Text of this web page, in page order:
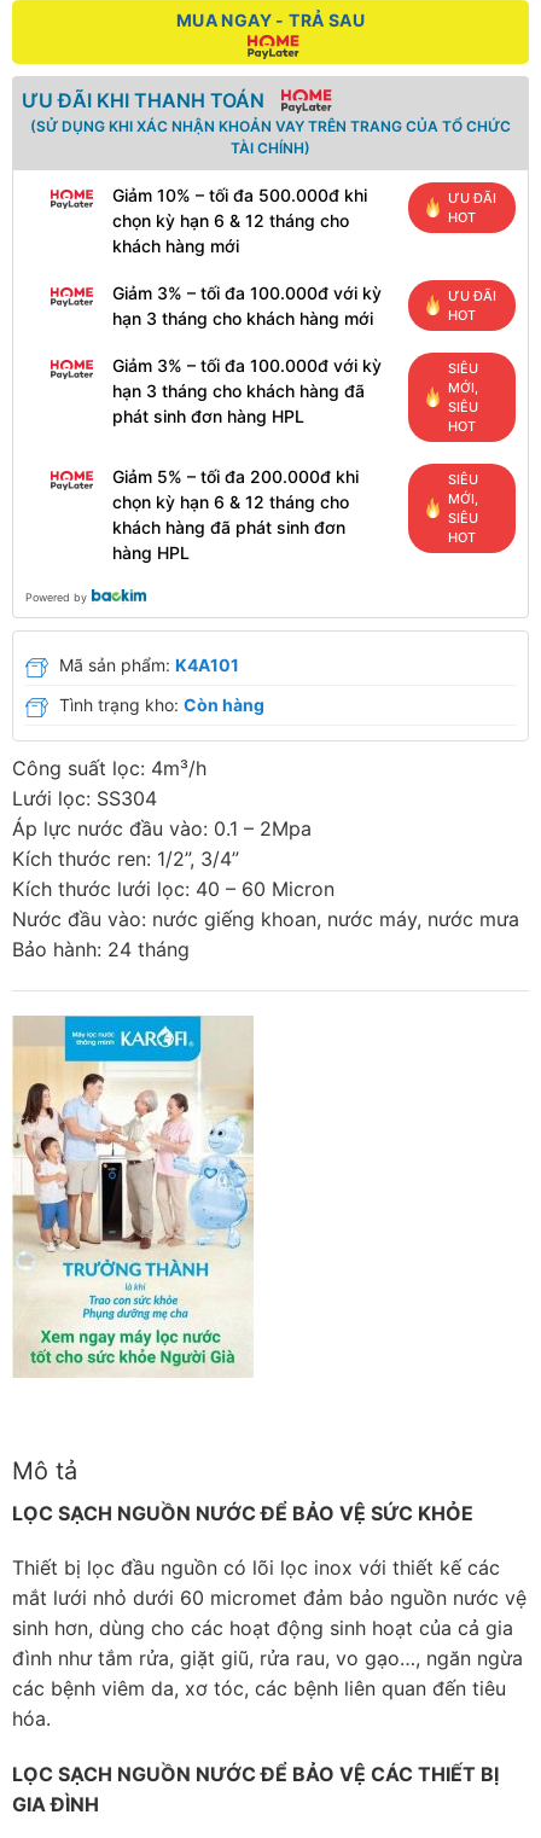
MUA NGAY - TRẢ SAU
ƯU ĐÃI KHI THANH TOÁN
(SỬ DỤNG KHI XÁC NHẬN KHOẢN VAY TRÊN TRANG CỦA TỔ CHỨC
TÀI CHÍNH)
Giảm 10% – tối đa 500.000đ khi
chọn kỳ hạn 6 & 12 tháng cho
khách hàng mới
ƯU ĐÃI
HOT
Giảm 3% – tối đa 100.000đ với kỳ
hạn 3 tháng cho khách hàng mới
ƯU ĐÃI
HOT
Giảm 3% – tối đa 100.000đ với kỳ
hạn 3 tháng cho khách hàng đã
phát sinh đơn hàng HPL
SIÊU
MỚI,
SIÊU
HOT
Giảm 5% – tối đa 200.000đ khi
chọn kỳ hạn 6 & 12 tháng cho
khách hàng đã phát sinh đơn
hàng HPL
SIÊU
MỚI,
SIÊU
HOT
Powered by
Mã sản phẩm: K4A101
Tình trạng kho: Còn hàng
Công suất lọc: 4m³/h
Lưới lọc: SS304
Áp lực nước đầu vào: 0.1 – 2Mpa
Kích thước ren: 1/2”, 3/4”
Kích thước lưới lọc: 40 – 60 Micron
Nước đầu vào: nước giếng khoan, nước máy, nước mưa
Bảo hành: 24 tháng
Mô tả
LỌC SẠCH NGUỒN NƯỚC ĐỂ BẢO VỆ SỨC KHỎE
Thiết bị lọc đầu nguồn có lõi lọc inox với thiết kế các
mắt lưới nhỏ dưới 60 micromet đảm bảo nguồn nước vệ
sinh hơn, dùng cho các hoạt động sinh hoạt của cả gia
đình như tắm rửa, giặt giũ, rửa rau, vo gạo…, ngăn ngừa
các bệnh viêm da, xơ tóc, các bệnh liên quan đến tiêu
hóa.
LỌC SẠCH NGUỒN NƯỚC ĐỂ BẢO VỆ CÁC THIẾT BỊ
GIA ĐÌNH